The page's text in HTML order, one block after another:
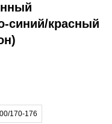
синий/красный
170-176